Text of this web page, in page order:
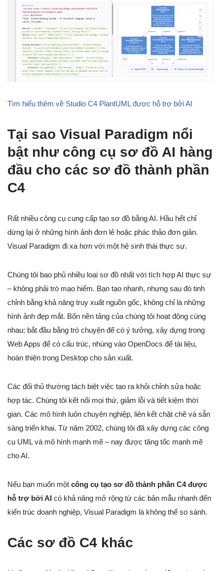
Tìm hiểu thêm về Studio C4 PlantUML được hỗ trợ bởi AI
Tại sao Visual Paradigm nổi
bật như công cụ sơ đồ AI hàng
đầu cho các sơ đồ thành phần
C4
Rất nhiều công cụ cung cấp tạo sơ đồ bằng AI. Hầu hết chỉ
dừng lại ở những hình ảnh đơn lẻ hoặc phác thảo đơn giản.
Visual Paradigm đi xa hơn với một hệ sinh thái thực sự.
Chúng tôi bao phủ nhiều loại sơ đồ nhất với tích hợp AI thực sự
– không phải trò mạo hiểm. Bạn tạo nhanh, nhưng sau đó tinh
chỉnh bằng khả năng truy xuất nguồn gốc, không chỉ là những
hình ảnh đẹp mắt. Bốn nền tảng của chúng tôi hoạt động cùng
nhau: bắt đầu bằng trò chuyện để có ý tưởng, xây dựng trong
Web Apps để có cấu trúc, nhúng vào OpenDocs để tài liệu,
hoàn thiện trong Desktop cho sản xuất.
Các đối thủ thường tách biệt việc tạo ra khỏi chỉnh sửa hoặc
hợp tác. Chúng tôi kết nối mọi thứ, giảm lỗi và tiết kiệm thời
gian. Các mô hình luôn chuyên nghiệp, liên kết chặt chẽ và sẵn
sàng triển khai. Từ năm 2002, chúng tôi đã xây dựng các công
cụ UML và mô hình mạnh mẽ – nay được tăng tốc mạnh mẽ
cho AI.
Nếu bạn muốn một công cụ tạo sơ đồ thành phần C4 được
hỗ trợ bởi AI có khả năng mở rộng từ các bản mẫu nhanh đến
kiến trúc doanh nghiệp, Visual Paradigm là không thể so sánh.
Các sơ đồ C4 khác